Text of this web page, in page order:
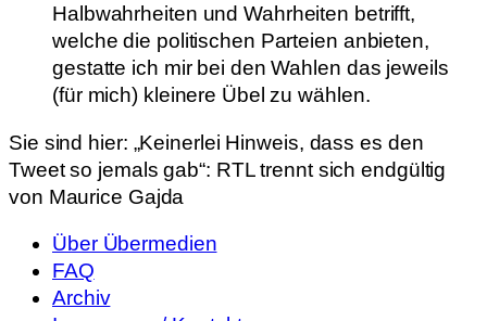
Halbwahrheiten und Wahrheiten betrifft,
welche die politischen Parteien anbieten,
gestatte ich mir bei den Wahlen das jeweils
(für mich) kleinere Übel zu wählen.
Sie sind hier: „Keinerlei Hinweis, dass es den
Tweet so jemals gab“: RTL trennt sich endgültig
von Maurice Gajda
Über Übermedien
FAQ
Archiv